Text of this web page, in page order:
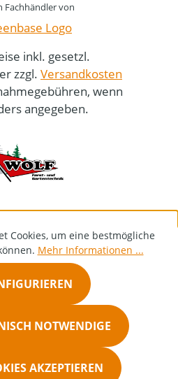
Fachhändler von
inkl. gesetzl.
zzgl. Versandkosten
wenn
angegeben.
Cookies, um eine bestmögliche
Mehr Informationen ...
NOTWENDIGE
AKZEPTIEREN